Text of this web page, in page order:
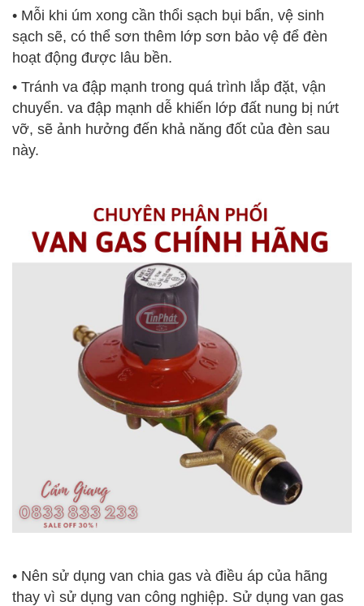
• Mỗi khi úm xong cần thổi sạch bụi bẩn, vệ sinh
sạch sẽ, có thể sơn thêm lớp sơn bảo vệ để đèn
hoạt động được lâu bền.
• Tránh va đập mạnh trong quá trình lắp đặt, vận
chuyển. va đập mạnh dễ khiến lớp đất nung bị nứt
vỡ, sẽ ảnh hưởng đến khả năng đốt của đèn sau
này.
• Nên sử dụng van chia gas và điều áp của hãng
thay vì sử dụng van công nghiệp. Sử dụng van gas